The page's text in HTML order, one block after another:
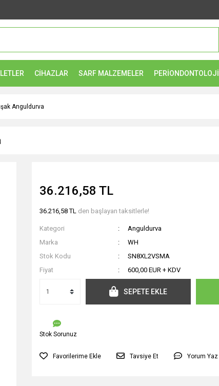
CİHAZLAR SARF MALZEMELER PERİONDONTOLOJİ
Anguldurva
36.216,58 TL
36.216,58 TL den başlayan taksitlerle!
Kategori
Anguldurva
Marka
WH
Stok Kodu
SN8XL2VSMA
Fiyat
600,00 EUR + KDV
SEPETE EKLE
Stok Sorunuz
Tavsiye Et Yorum Yaz